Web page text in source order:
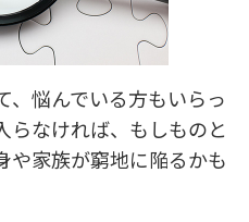
、悩んでいる方もいらっ
らなければ、もしものと
や家族が窮地に陥るかも